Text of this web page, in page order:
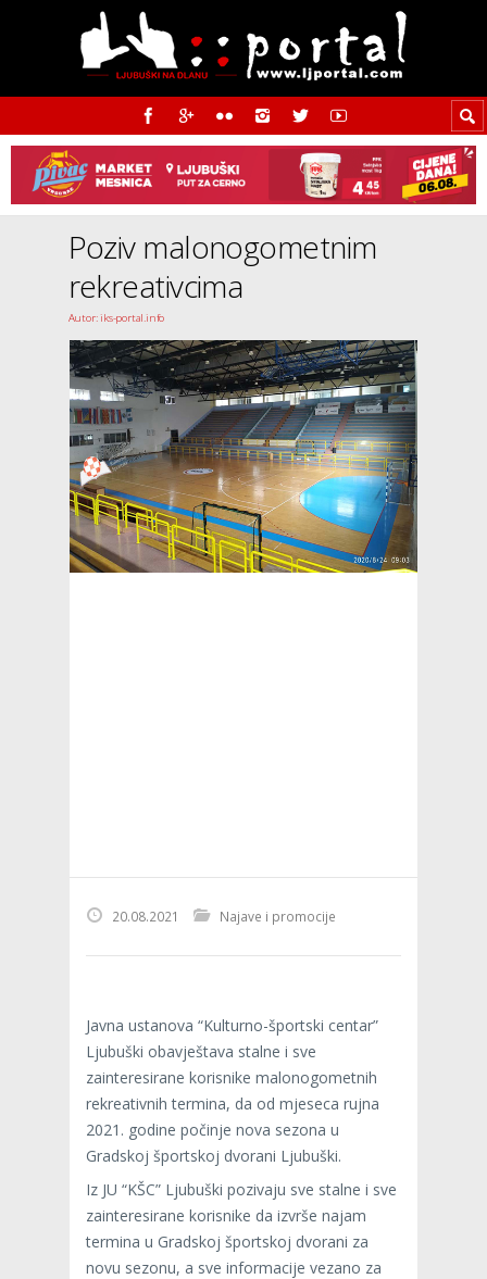
Poziv malonogometnim
rekreativcima
Autor: iks-portal.info
20.08.2021 Najave i promocije
Javna ustanova “Kulturno-športski centar”
Ljubuški obavještava stalne i sve
zainteresirane korisnike malonogometnih
rekreativnih termina, da od mjeseca rujna
2021. godine počinje nova sezona u
Gradskoj športskoj dvorani Ljubuški.
Iz JU “KŠC” Ljubuški pozivaju sve stalne i sve
zainteresirane korisnike da izvrše najam
termina u Gradskoj športskoj dvorani za
novu sezonu, a sve informacije vezano za